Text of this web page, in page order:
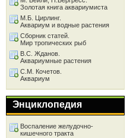
Золотая книга аквариумиста
М.Б. Цирлинг.
Аквариум и водные растения
Сборник статей.
Мир тропических рыб
В.С. Жданов.
Аквариумные растения
С.М. Кочетов.
Аквариум
Энциклопедия
Воспаление желудочно-
кишечного тракта